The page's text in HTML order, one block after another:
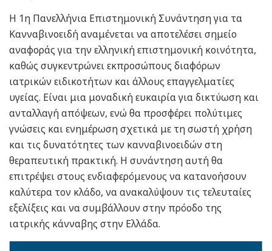
Η 1η Πανελλήνια Επιστημονική Συνάντηση για τα
Κανναβινοειδή αναμένεται να αποτελέσει σημείο
αναφοράς για την ελληνική επιστημονική κοινότητα,
καθώς συγκεντρώνει εκπροσώπους διαφόρων
ιατρικών ειδικοτήτων και άλλους επαγγελματίες
υγείας. Είναι μια μοναδική ευκαιρία για δικτύωση και
ανταλλαγή απόψεων, ενώ θα προσφέρει πολύτιμες
γνώσεις και ενημέρωση σχετικά με τη σωστή χρήση
και τις δυνατότητες των κανναβινοειδών στη
θεραπευτική πρακτική. Η συνάντηση αυτή θα
επιτρέψει στους ενδιαφερόμενους να κατανοήσουν
καλύτερα τον κλάδο, να ανακαλύψουν τις τελευταίες
εξελίξεις και να συμβάλλουν στην πρόοδο της
ιατρικής κάνναβης στην Ελλάδα.